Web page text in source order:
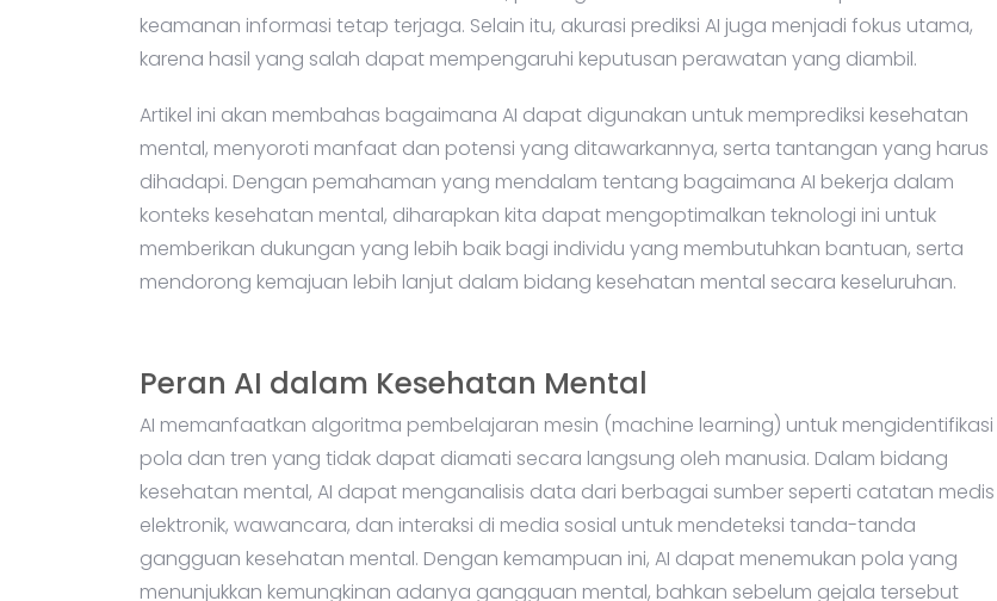
interaksi di media sosial. Oleh karena itu, penting untuk memastikan bahwa privasi data dan
keamanan informasi tetap terjaga. Selain itu, akurasi prediksi AI juga menjadi fokus utama,
Artikel ini akan membahas bagaimana AI dapat digunakan untuk memprediksi kesehatan
mental, menyoroti manfaat dan potensi yang ditawarkannya, serta tantangan yang harus
dihadapi. Dengan pemahaman yang mendalam tentang bagaimana AI bekerja dalam
konteks kesehatan mental, diharapkan kita dapat mengoptimalkan teknologi ini untuk
memberikan dukungan yang lebih baik bagi individu yang membutuhkan bantuan, serta
Peran AI dalam Kesehatan Mental
AI memanfaatkan algoritma pembelajaran mesin (machine learning) untuk mengidentifikasi
pola dan tren yang tidak dapat diamati secara langsung oleh manusia. Dalam bidang
kesehatan mental, AI dapat menganalisis data dari berbagai sumber seperti catatan medis
elektronik, wawancara, dan interaksi di media sosial untuk mendeteksi tanda-tanda
gangguan kesehatan mental. Dengan kemampuan ini, AI dapat menemukan pola yang